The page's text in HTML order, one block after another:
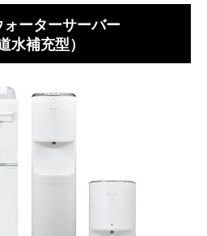
ーターサーバー
水補充型）